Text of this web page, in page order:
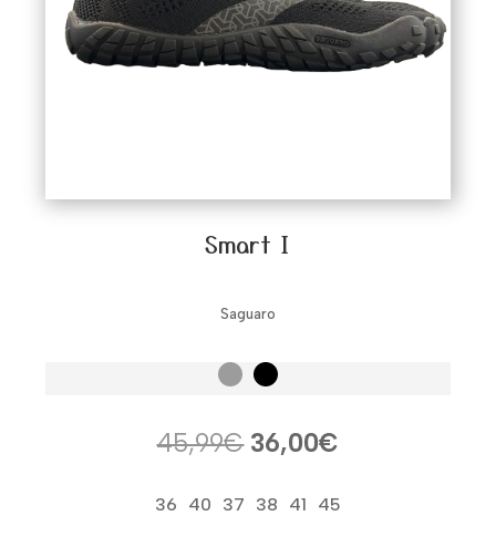
Smart I
Saguaro
45,99€ El
original
36,00€
actual
36 40 37 38 41 45